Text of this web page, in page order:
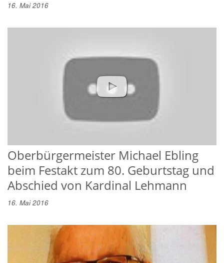
16. Mai 2016
Oberbürgermeister Michael Ebling
beim Festakt zum 80. Geburtstag und
Abschied von Kardinal Lehmann
16. Mai 2016